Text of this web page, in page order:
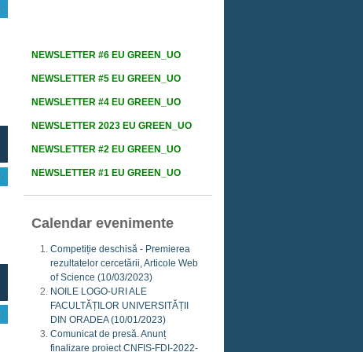
NEWSLETTER #6 EU GREEN_UO
NEWSLETTER #5 EU GREEN_UO
NEWSLETTER #4 EU GREEN_UO
NEWSLETTER 2023 EU GREEN_UO
NEWSLETTER #2 EU GREEN_UO
NEWSLETTER #1 EU GREEN_UO
Calendar evenimente
Competiție deschisă - Premierea
rezultatelor cercetării, Articole Web
of Science (10/03/2023)
NOILE LOGO-URI ALE
FACULTĂȚILOR UNIVERSITĂȚII
DIN ORADEA(10/01/2023)
Comunicat de presă. Anunț
finalizare proiect CNFIS-FDI-2022-